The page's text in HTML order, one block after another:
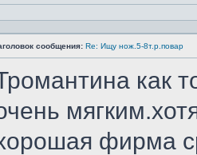
сообщения: Re: Ищу нож.5-8т.р.повар
как
фирма